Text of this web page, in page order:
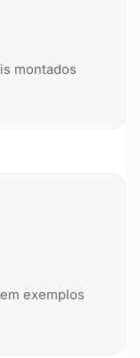
montados
exemplos